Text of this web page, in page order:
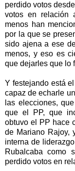
perdido votos
votos en relación
menos han
por la que se
sido ajena a ese
menos, y eso es
que dejarles que lo
Y festejando está
capaz de echarle
las elecciones,
que el PP, que
obtuvo el PP hace
de Mariano Rajoy,
interna de
Rubalcaba como
perdido votos en